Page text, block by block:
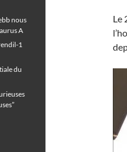
Le
nous
A
1
du